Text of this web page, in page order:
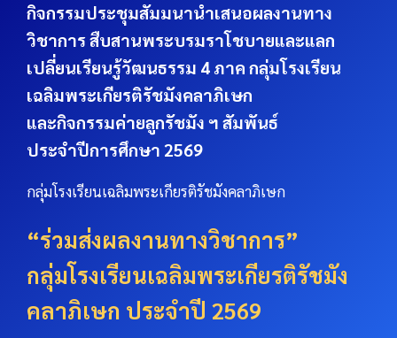
กิจกรรมประชุมสัมมนานำเสนอผลงานทาง
วิชาการ สืบสานพระบรมราโชบายและแลก
เปลี่ยนเรียนรู้วัฒนธรรม 4 ภาค กลุ่มโรงเรียน
เฉลิมพระเกียรติรัชมังคลาภิเษก
และกิจกรรมค่ายลูกรัชมัง ฯ สัมพันธ์
ประจำปีการศึกษา 2569
กลุ่มโรงเรียนเฉลิมพระเกียรติรัชมังคลาภิเษก
“ร่วมส่งผลงานทางวิชาการ”
กลุ่มโรงเรียนเฉลิมพระเกียรติรัชมัง
คลาภิเษก ประจำปี 2569